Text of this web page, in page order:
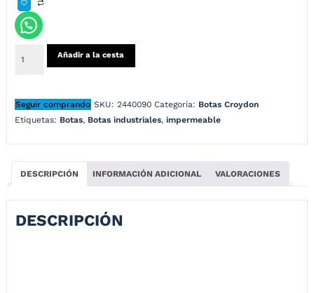
Añadir a la cesta
Seguir comprando SKU: 2440090 Categoría: Botas Croydon
Etiquetas: Botas, Botas industriales, impermeable
DESCRIPCIÓN INFORMACIÓN ADICIONAL VALORACIONES
DESCRIPCIÓN